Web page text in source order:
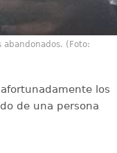
abandonados. (Foto:
los
de una persona